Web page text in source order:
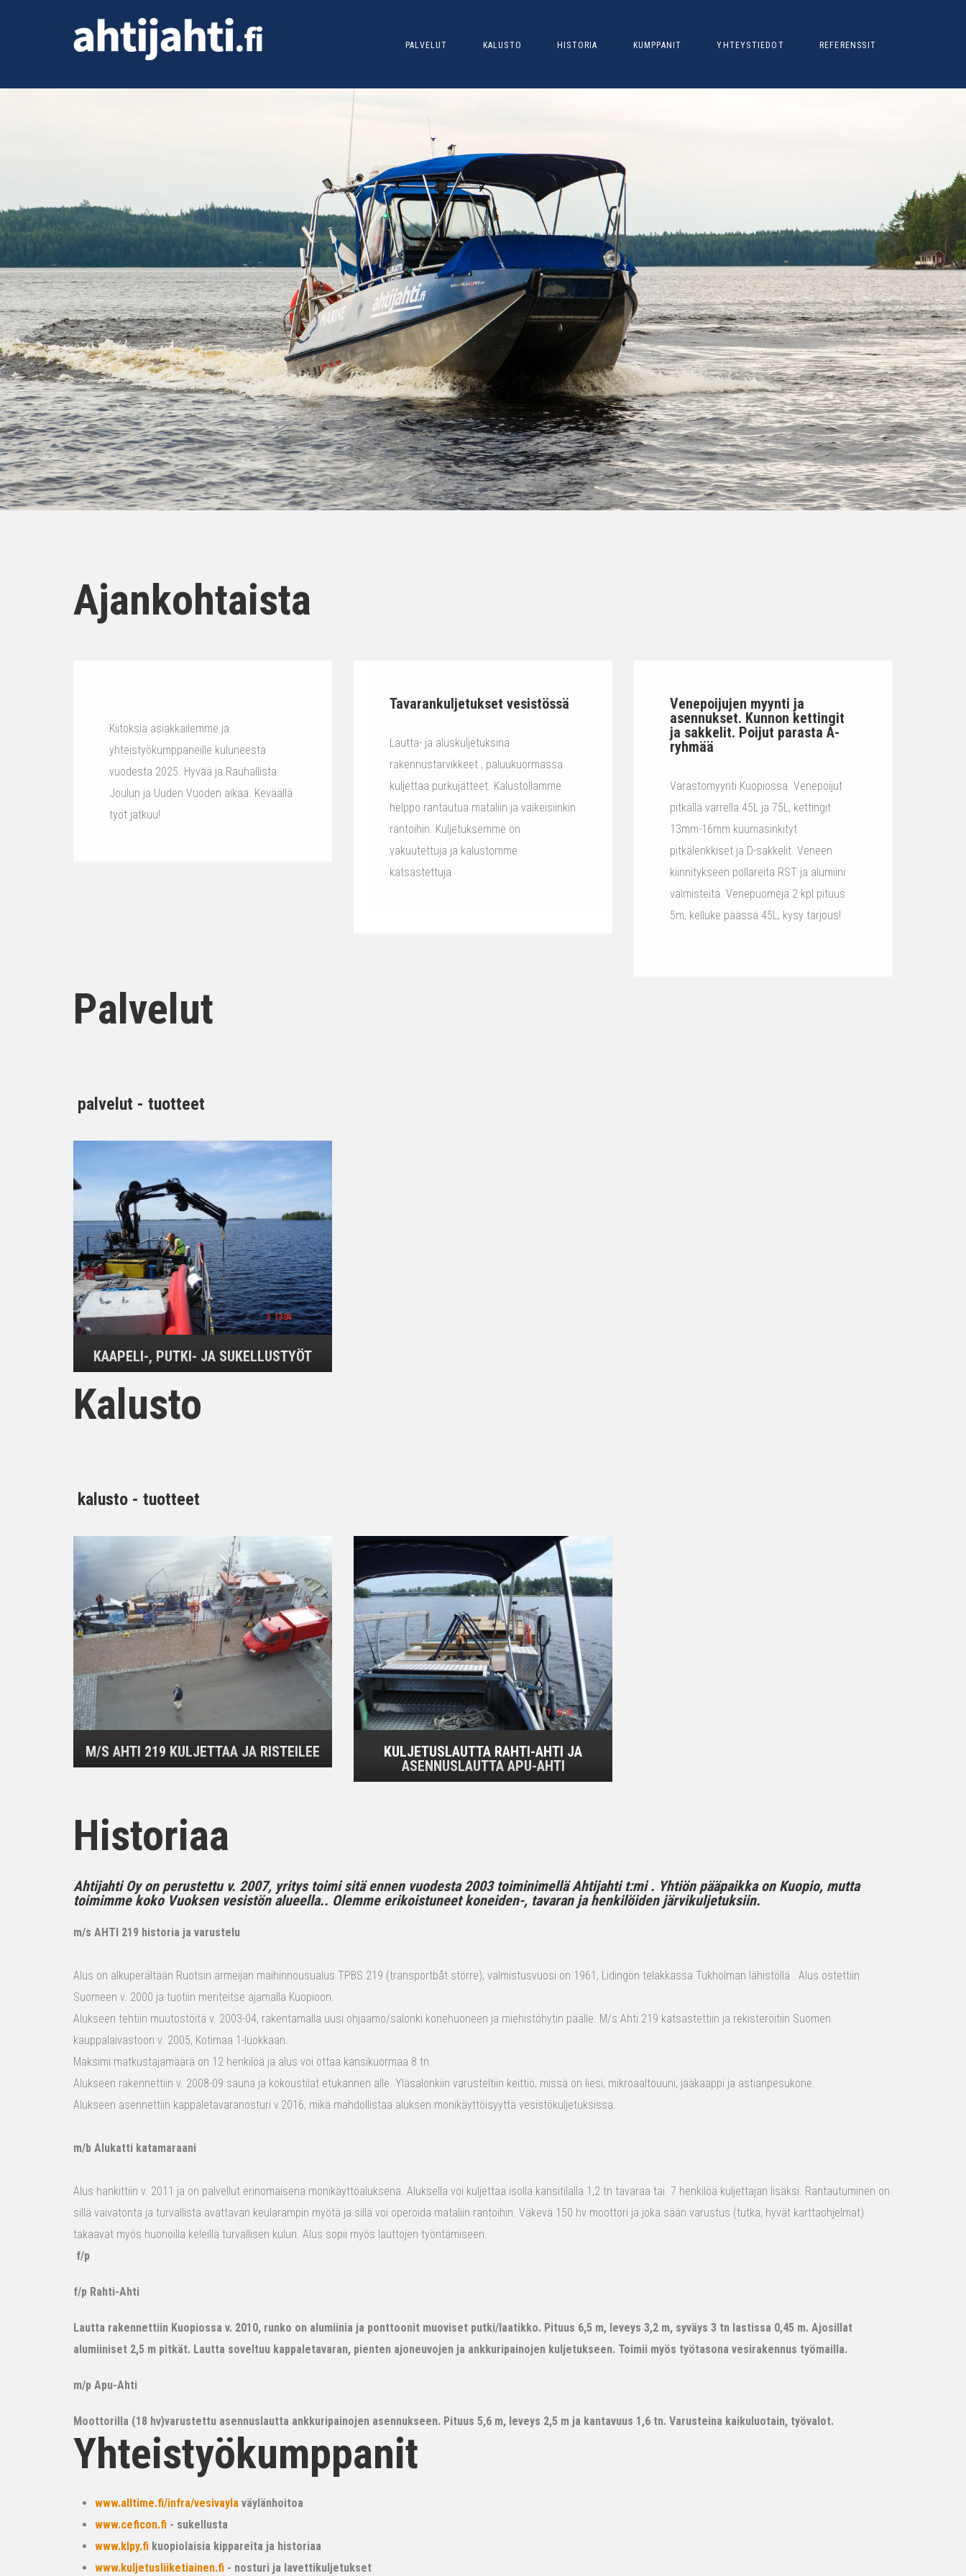
PALVELUT KALUSTO HISTORIA KUMPPANIT YHTEYSTIEDOT REFERENSSIT
Ajankohtaista
Kiitoksia asiakkailemme ja
yhteistyökumppaneille kuluneesta
vuodesta 2025. Hyvää ja Rauhallista
Joulun ja Uuden Vuoden aikaa. Keväällä
työt jatkuu!
Tavarankuljetukset vesistössä
Lautta- ja aluskuljetuksina
rakennustarvikkeet , paluukuormassa
kuljettaa purkujätteet. Kalustollamme
helppo rantautua mataliin ja vaikeisiinkin
rantoihin. Kuljetuksemme on
vakuutettuja ja kalustomme
katsastettuja.
Venepoijujen myynti ja
asennukset. Kunnon kettingit
ja sakkelit. Poijut parasta A-
ryhmää
Varastomyynti Kuopiossa. Venepoijut
pitkällä varrella 45L ja 75L, kettingit
13mm-16mm kuumasinkityt
pitkälenkkiset ja D-sakkelit. Veneen
kiinnitykseen pollareita RST ja alumiini
valmisteita. Venepuomeja 2 kpl pituus
5m, kelluke päässä 45L, kysy tarjous!
Palvelut
palvelut - tuotteet
KAAPELI-, PUTKI- JA SUKELLUSTYÖT
Kalusto
kalusto - tuotteet
M/S AHTI 219 KULJETTAA JA RISTEILEE
KULJETUSLAUTTA RAHTI-AHTI JA
ASENNUSLAUTTA APU-AHTI
Historiaa
Ahtijahti Oy on perustettu v. 2007, yritys toimi sitä ennen vuodesta 2003 toiminimellä Ahtijahti t:mi . Yhtiön pääpaikka on Kuopio, mutta
toimimme koko Vuoksen vesistön alueella.. Olemme erikoistuneet koneiden-, tavaran ja henkilöiden järvikuljetuksiin.
m/s AHTI 219 historia ja varustelu
Alus on alkuperältään Ruotsin armeijan maihinnousualus TPBS 219 (transportbåt större), valmistusvuosi on 1961, Lidingön telakkassa Tukholman lähistöllä . Alus ostettiin
Suomeen v. 2000 ja tuotiin meriteitse ajamalla Kuopioon.
Alukseen tehtiin muutostöitä v. 2003-04, rakentamalla uusi ohjaamo/salonki konehuoneen ja miehistöhytin päälle. M/s Ahti 219 katsastettiin ja rekisteröitiin Suomen
kauppalaivastoon v. 2005, Kotimaa 1-luokkaan.
Maksimi matkustajamäärä on 12 henkilöä ja alus voi ottaa kansikuormaa 8 tn.
Alukseen rakennettiin v. 2008-09 sauna ja kokoustilat etukannen alle. Yläsalonkiin varusteltiin keittiö, missä on liesi, mikroaaltouuni, jääkaappi ja astianpesukone.
Alukseen asennettiin kappaletavaranosturi v.2016, mikä mahdollistaa aluksen monikäyttöisyyttä vesistökuljetuksissa.
m/b Alukatti katamaraani
Alus hankittiin v. 2011 ja on palvellut erinomaisena monikäyttöaluksena. Aluksella voi kuljettaa isolla kansitilalla 1,2 tn tavaraa tai 7 henkilöä kuljettajan lisäksi. Rantautuminen on
sillä vaivatonta ja turvallista avattavan keularampin myötä ja sillä voi operoida mataliin rantoihin. Väkevä 150 hv moottori ja joka sään varustus (tutka, hyvät karttaohjelmat)
takaavat myös huonoilla keleillä turvallisen kulun. Alus sopii myös lauttojen työntämiseen.
f/p
f/p Rahti-Ahti
Lautta rakennettiin Kuopiossa v. 2010, runko on alumiinia ja ponttoonit muoviset putki/laatikko. Pituus 6,5 m, leveys 3,2 m, syväys 3 tn lastissa 0,45 m. Ajosillat
alumiiniset 2,5 m pitkät. Lautta soveltuu kappaletavaran, pienten ajoneuvojen ja ankkuripainojen kuljetukseen. Toimii myös työtasona vesirakennus työmailla.
m/p Apu-Ahti
Moottorilla (18 hv)varustettu asennuslautta ankkuripainojen asennukseen. Pituus 5,6 m, leveys 2,5 m ja kantavuus 1,6 tn. Varusteina kaikuluotain, työvalot.
Yhteistyökumppanit
www.alltime.fi/infra/vesivayla väylänhoitoa
www.ceficon.fi - sukellusta
www.klpy.fi kuopiolaisia kippareita ja historiaa
www.kuljetusliiketiainen.fi - nosturi ja lavettikuljetukset